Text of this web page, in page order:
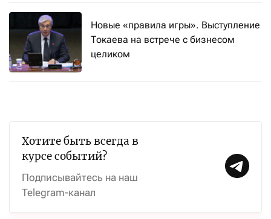
Новые «правила игры». Выступление
Токаева на встрече с бизнесом
целиком
Хотите быть всегда в
курсе событий?
Подписывайтесь на наш
Telegram-канал